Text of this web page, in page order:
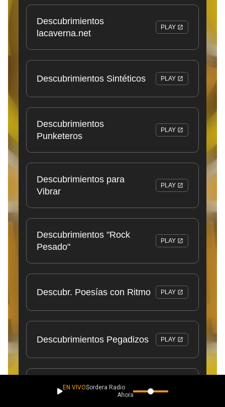
EN VIVOSordera Radio
Ahora suena